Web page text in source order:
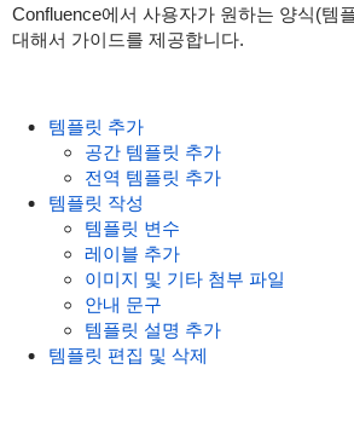
Confluence에서 사용자가 원하는 양식(템
대해서 가이드를 제공합니다.
템플릿 추가
공간 템플릿 추가
전역 템플릿 추가
템플릿 작성
템플릿 변수
레이블 추가
이미지 및 기타 첨부 파일
안내 문구
템플릿 설명 추가
템플릿 편집 및 삭제